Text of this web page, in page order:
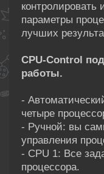
контролировать
параметры
лучших
CPU-Control
работы.
-
четыре
- Ручной: вы
управления
- CPU 1: Все
процессора.